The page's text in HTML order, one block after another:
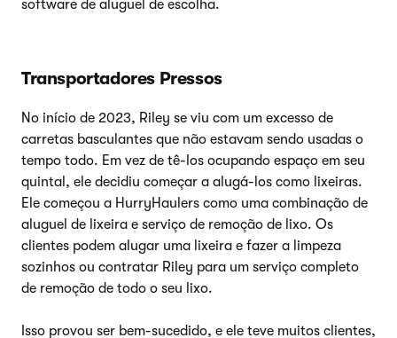
software de aluguel de escolha.
Transportadores Pressos
No início de 2023, Riley se viu com um excesso de
carretas basculantes que não estavam sendo usadas o
tempo todo. Em vez de tê-los ocupando espaço em seu
quintal, ele decidiu começar a alugá-los como lixeiras.
Ele começou a HurryHaulers como uma combinação de
aluguel de lixeira e serviço de remoção de lixo. Os
clientes podem alugar uma lixeira e fazer a limpeza
sozinhos ou contratar Riley para um serviço completo
de remoção de todo o seu lixo.
Isso provou ser bem-sucedido, e ele teve muitos clientes,